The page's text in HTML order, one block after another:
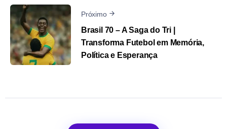
Próximo
Brasil 70 – A Saga do Tri |
Transforma Futebol em Memória,
Política e Esperança